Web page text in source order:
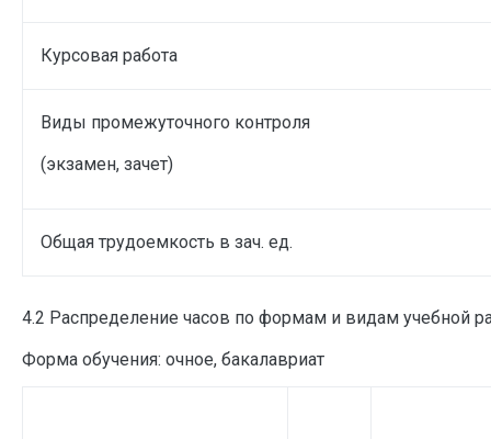
Курсовая работа
Виды промежуточного контроля
(экзамен, зачет)
Общая трудоемкость в зач. ед.
4.2 Распределение часов по формам и видам учебной
Форма обучения: очное, бакалавриат